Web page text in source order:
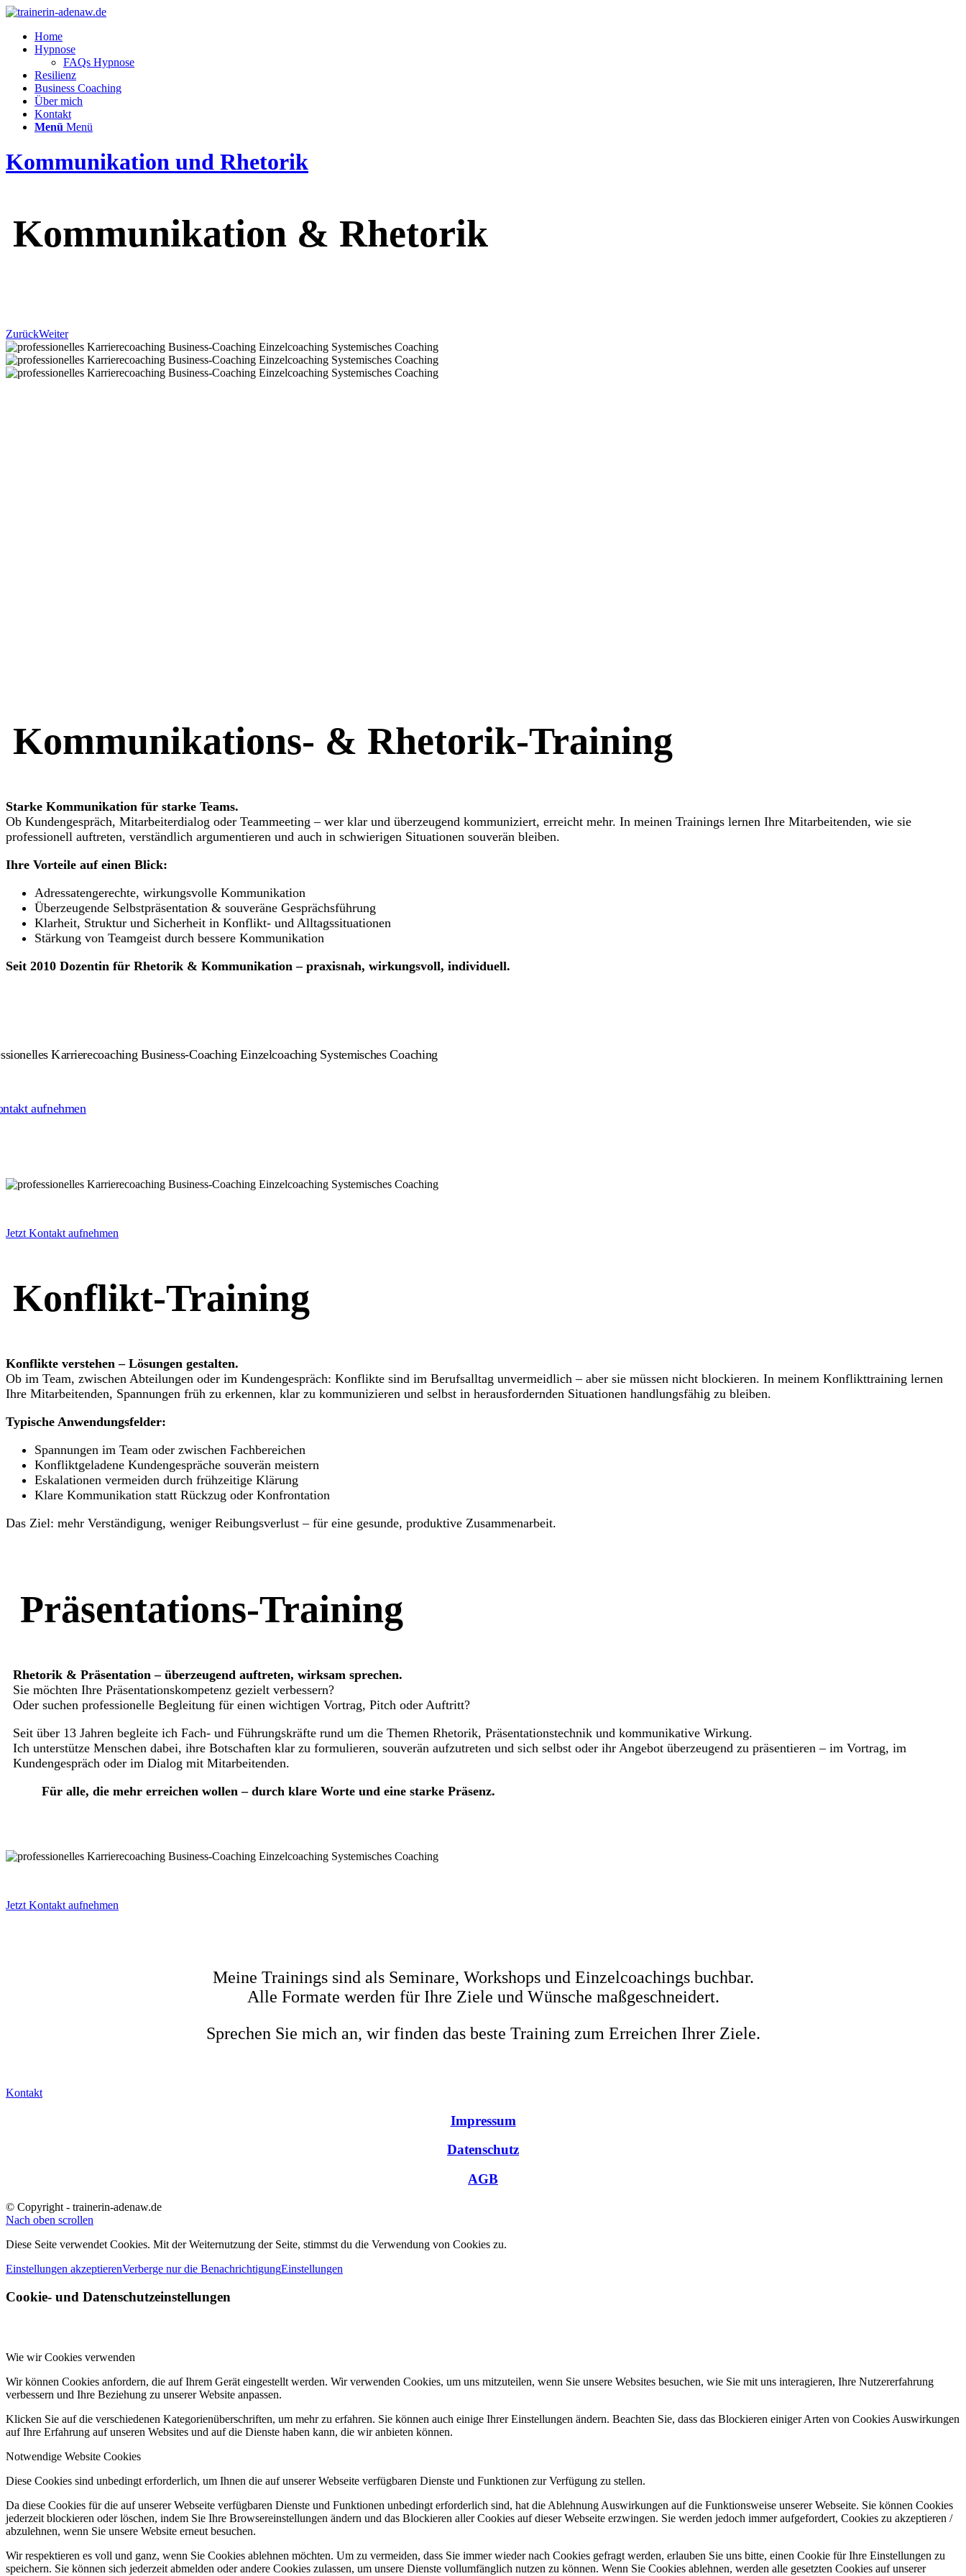
Home
Hypnose
FAQs Hypnose
Resilienz
Business Coaching
Über mich
Kontakt
Menü Menü
Kommunikation und Rhetorik
Kommunikation & Rhetorik
ZurückWeiter
Kommunikations- & Rhetorik-Training
Starke Kommunikation für starke Teams.
Ob Kundengespräch, Mitarbeiterdialog oder Teammeeting – wer klar und überzeugend kommuniziert, erreicht mehr. In meinen Trainings lernen Ihre Mitarbeitenden, wie sie
professionell auftreten, verständlich argumentieren und auch in schwierigen Situationen souverän bleiben.
Ihre Vorteile auf einen Blick:
Adressatengerechte, wirkungsvolle Kommunikation
Überzeugende Selbstpräsentation & souveräne Gesprächsführung
Klarheit, Struktur und Sicherheit in Konflikt- und Alltagssituationen
Stärkung von Teamgeist durch bessere Kommunikation
Seit 2010 Dozentin für Rhetorik & Kommunikation – praxisnah, wirkungsvoll, individuell.
aufnehmen
Jetzt Kontakt aufnehmen
Konflikt-Training
Konflikte verstehen – Lösungen gestalten.
Ob im Team, zwischen Abteilungen oder im Kundengespräch: Konflikte sind im Berufsalltag unvermeidlich – aber sie müssen nicht blockieren. In meinem Konflikttraining lernen
Ihre Mitarbeitenden, Spannungen früh zu erkennen, klar zu kommunizieren und selbst in herausfordernden Situationen handlungsfähig zu bleiben.
Typische Anwendungsfelder:
Spannungen im Team oder zwischen Fachbereichen
Konfliktgeladene Kundengespräche souverän meistern
Eskalationen vermeiden durch frühzeitige Klärung
Klare Kommunikation statt Rückzug oder Konfrontation
Das Ziel: mehr Verständigung, weniger Reibungsverlust – für eine gesunde, produktive Zusammenarbeit.
Präsentations-Training
Rhetorik & Präsentation – überzeugend auftreten, wirksam sprechen.
Sie möchten Ihre Präsentationskompetenz gezielt verbessern?
Oder suchen professionelle Begleitung für einen wichtigen Vortrag, Pitch oder Auftritt?
Seit über 13 Jahren begleite ich Fach- und Führungskräfte rund um die Themen Rhetorik, Präsentationstechnik und kommunikative Wirkung.
Ich unterstütze Menschen dabei, ihre Botschaften klar zu formulieren, souverän aufzutreten und sich selbst oder ihr Angebot überzeugend zu präsentieren – im Vortrag, im
Kundengespräch oder im Dialog mit Mitarbeitenden.
Für alle, die mehr erreichen wollen – durch klare Worte und eine starke Präsenz.
Jetzt Kontakt aufnehmen
Meine Trainings sind als Seminare, Workshops und Einzelcoachings buchbar.
Alle Formate werden für Ihre Ziele und Wünsche maßgeschneidert.
Sprechen Sie mich an, wir finden das beste Training zum Erreichen Ihrer Ziele.
Kontakt
Impressum
Datenschutz
AGB
© Copyright - trainerin-adenaw.de
Nach oben scrollen
Diese Seite verwendet Cookies. Mit der Weiternutzung der Seite, stimmst du die Verwendung von Cookies zu.
Einstellungen akzeptierenVerberge nur die BenachrichtigungEinstellungen
Cookie- und Datenschutzeinstellungen
Wie wir Cookies verwenden
Wir können Cookies anfordern, die auf Ihrem Gerät eingestellt werden. Wir verwenden Cookies, um uns mitzuteilen, wenn Sie unsere Websites besuchen, wie Sie mit uns interagieren, Ihre Nutzererfahrung
verbessern und Ihre Beziehung zu unserer Website anpassen.
Klicken Sie auf die verschiedenen Kategorienüberschriften, um mehr zu erfahren. Sie können auch einige Ihrer Einstellungen ändern. Beachten Sie, dass das Blockieren einiger Arten von Cookies Auswirkungen
auf Ihre Erfahrung auf unseren Websites und auf die Dienste haben kann, die wir anbieten können.
Notwendige Website Cookies
Diese Cookies sind unbedingt erforderlich, um Ihnen die auf unserer Webseite verfügbaren Dienste und Funktionen zur Verfügung zu stellen.
Da diese Cookies für die auf unserer Webseite verfügbaren Dienste und Funktionen unbedingt erforderlich sind, hat die Ablehnung Auswirkungen auf die Funktionsweise unserer Webseite. Sie können Cookies
jederzeit blockieren oder löschen, indem Sie Ihre Browsereinstellungen ändern und das Blockieren aller Cookies auf dieser Webseite erzwingen. Sie werden jedoch immer aufgefordert, Cookies zu akzeptieren /
abzulehnen, wenn Sie unsere Website erneut besuchen.
Wir respektieren es voll und ganz, wenn Sie Cookies ablehnen möchten. Um zu vermeiden, dass Sie immer wieder nach Cookies gefragt werden, erlauben Sie uns bitte, einen Cookie für Ihre Einstellungen zu
speichern. Sie können sich jederzeit abmelden oder andere Cookies zulassen, um unsere Dienste vollumfänglich nutzen zu können. Wenn Sie Cookies ablehnen, werden alle gesetzten Cookies auf unserer